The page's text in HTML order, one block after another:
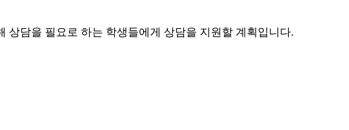
상담을 필요로 하는 학생들에게 상담을 지원할 계획입니다.